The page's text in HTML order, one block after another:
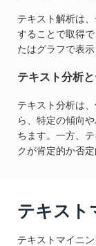
テキスト解析は
することで取得
たはグラフで表示
テキスト分析
テキスト分析は
ら、特定の傾向
ちます。一方、
クが肯定的か否定
テキスト
テキストマイニ